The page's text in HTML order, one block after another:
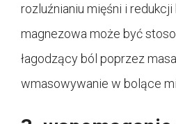
rozluźnianiu mięśni i
magnezowa może być
łagodzący ból poprzez
wmasowywanie w bolące